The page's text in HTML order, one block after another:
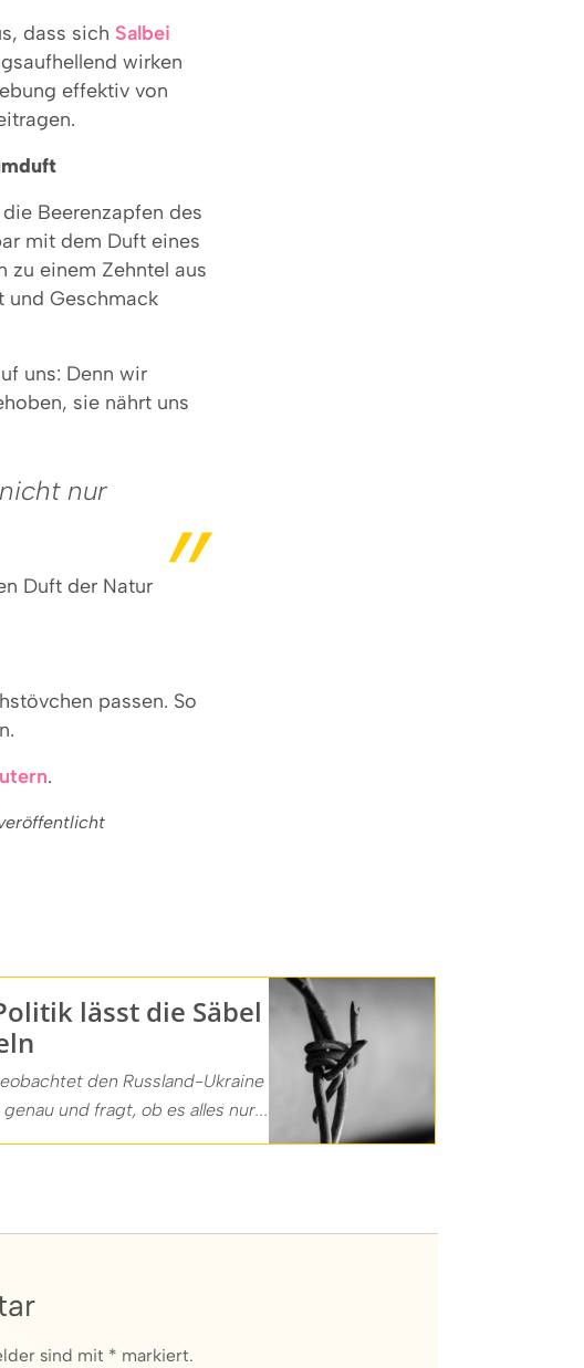
dass sich Salbei
wirken
effektiv von
Beerenzapfen des
mit dem Duft eines
zu einem Zehntel aus
und Geschmack
uns: Denn wir
sie nährt uns
nur
Duft der Natur
passen. So
.
lässt die Säbel
den Russland-Ukraine
genau und fragt, ob es alles nur...
sind mit * markiert.